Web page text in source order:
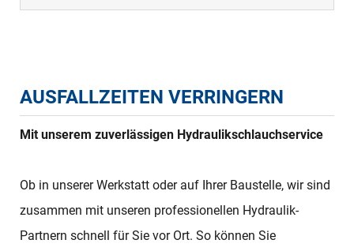
AUSFALLZEITEN VERRINGERN
Mit unserem zuverlässigen Hydraulikschlauchservice
Ob in unserer Werkstatt oder auf Ihrer Baustelle, wir sind
zusammen mit unseren professionellen Hydraulik-
Partnern schnell für Sie vor Ort. So können Sie